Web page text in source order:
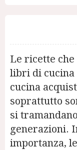
Le ricette
libri di cucina
cucina
soprattutto
si
generazioni.
importanza,